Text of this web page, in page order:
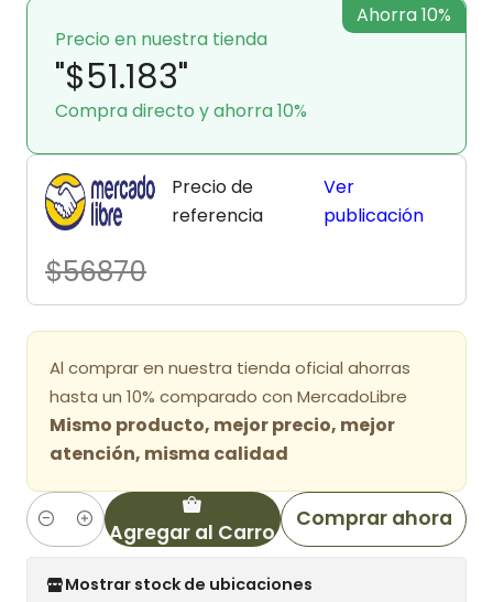
Precio en nuestra tienda
"$51.183"
Compra directo y ahorra 10%
Ahorra 10%
Precio de
referencia
$56870
Ver
publicación
Al comprar en nuestra tienda oficial ahorras
hasta un 10% comparado con MercadoLibre
Mismo producto, mejor precio, mejor
atención, misma calidad
Cantidad Agregar al Carro
Comprar ahora
Mostrar stock de ubicaciones